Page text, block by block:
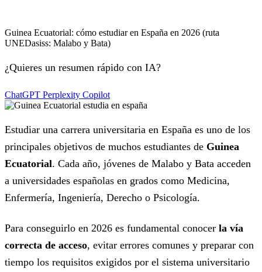
Guinea Ecuatorial: cómo estudiar en España en 2026 (ruta
UNEDasiss: Malabo y Bata)
¿Quieres un resumen rápido con IA?
ChatGPT Perplexity Copilot
Estudiar una carrera universitaria en España es uno de los
principales objetivos de muchos estudiantes de Guinea
Ecuatorial. Cada año, jóvenes de Malabo y Bata acceden
a universidades españolas en grados como Medicina,
Enfermería, Ingeniería, Derecho o Psicología.
Para conseguirlo en 2026 es fundamental conocer la vía
correcta de acceso, evitar errores comunes y preparar con
tiempo los requisitos exigidos por el sistema universitario